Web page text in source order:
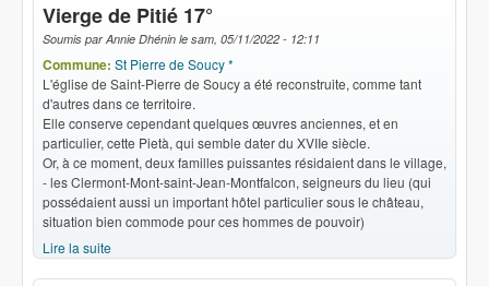
Vierge de Pitié 17°
Soumis parAnnie Dhénin le sam, 05/11/2022 - 12:11
Commune: St Pierre de Soucy *
L'église de Saint-Pierre de Soucy a été reconstruite, comme tant
d'autres dans ce territoire.
Elle conserve cependant quelques œuvres anciennes, et en
particulier, cette Pietà, qui semble dater du XVIIe siècle.
Or, à ce moment, deux familles puissantes résidaient dans le village,
- les Clermont-Mont-saint-Jean-Montfalcon, seigneurs du lieu (qui
possédaient aussi un important hôtel particulier sous le château,
situation bien commode pour ces hommes de pouvoir)
Lire la suite